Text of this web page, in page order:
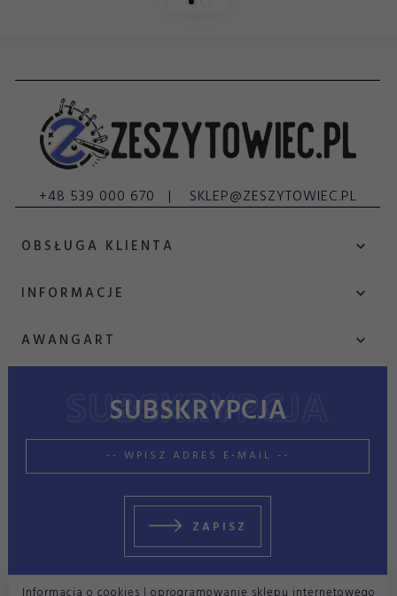
+48 539 000 670 SKLEP@ZESZYTOWIEC.PL
OBSŁUGA KLIENTA
INFORMACJE
AWANGART
sklep@zeszytowiec.pl
SUBSKRYPCJA
ZAPISZ